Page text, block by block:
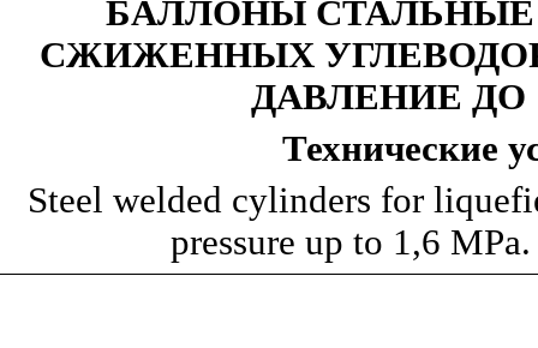
БАЛЛОНЫ
СЖИЖЕННЫХ
ДАВЛЕНИЕ ДО
Технические
Steel welded cylinders for
pressure up to 1,6